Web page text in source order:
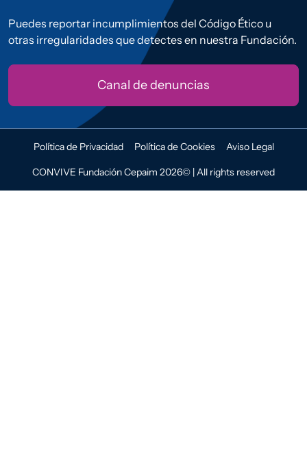
Puedes reportar incumplimientos del Código Ético u
otras irregularidades que detectes en nuestra Fundación.
Canal de denuncias
CONVIVE Fundación Cepaim 2026© | All rights reserved
Política de Privacidad Política de Cookies Aviso Legal